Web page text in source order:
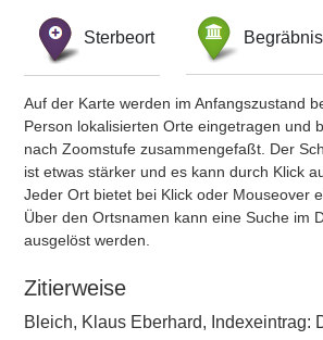
Sterbeort
Auf der Karte werden im Anfangszustand
Person lokalisierten Orte eingetragen und
nach Zoomstufe zusammengefaßt. Der
ist etwas stärker und es kann durch Klick
Jeder Ort bietet bei Klick oder Mouseover
Über den Ortsnamen kann eine Suche im
ausgelöst werden.
Zitierweise
Bleich, Klaus Eberhard, Indexeintrag: